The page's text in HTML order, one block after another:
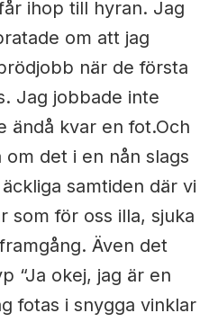
ihop till hyran. Jag
om att jag
när de första
Jag jobbade inte
ändå kvar en fot.Och
det i en nån slags
samtiden där vi
som för oss illa, sjuka
Även det
“Ja okej, jag är en
fotas i snygga vinklar